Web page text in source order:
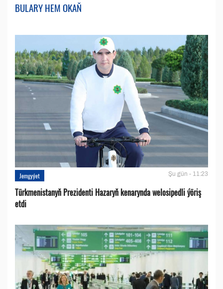
BULARY HEM OKAŇ
Jemgyýet Şu gün - 11:23
Türkmenistanyň Prezidenti Hazaryň kenarynda welosipedli ýöriş
etdi